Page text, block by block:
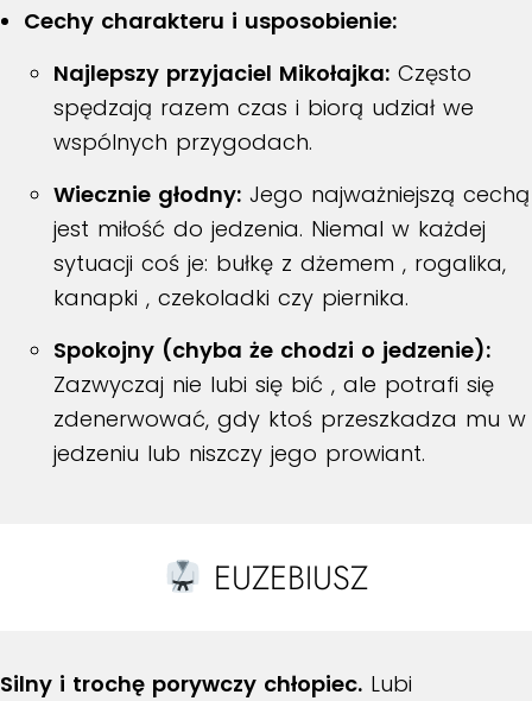
Cechy charakteru i usposobienie:
Najlepszy przyjaciel Mikołajka: Często
spędzają razem czas i biorą udział we
wspólnych przygodach.
Wiecznie głodny: Jego najważniejszą cechą
jest miłość do jedzenia. Niemal w każdej
sytuacji coś je: bułkę z dżemem , rogalika,
kanapki , czekoladki czy piernika.
Spokojny (chyba że chodzi o jedzenie):
Zazwyczaj nie lubi się bić , ale potrafi się
zdenerwować, gdy ktoś przeszkadza mu w
jedzeniu lub niszczy jego prowiant.
EUZEBIUSZ
Silny i trochę porywczy chłopiec. Lubi